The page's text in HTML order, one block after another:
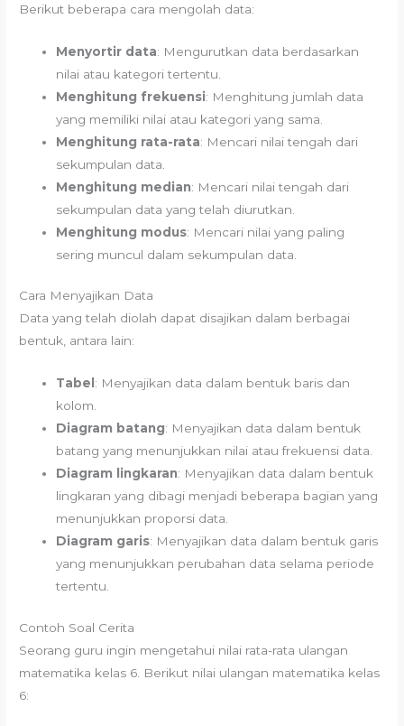
Berikut beberapa cara mengolah data:
Menyortir data: Mengurutkan data berdasarkan
nilai atau kategori tertentu.
Menghitung frekuensi: Menghitung jumlah data
yang memiliki nilai atau kategori yang sama.
Menghitung rata-rata: Mencari nilai tengah dari
sekumpulan data.
Menghitung median: Mencari nilai tengah dari
sekumpulan data yang telah diurutkan.
Menghitung modus: Mencari nilai yang paling
sering muncul dalam sekumpulan data.
Cara Menyajikan Data
Data yang telah diolah dapat disajikan dalam berbagai
bentuk, antara lain:
Tabel : Menyajikan data dalam bentuk baris dan
kolom.
Diagram batang: Menyajikan data dalam bentuk
batang yang menunjukkan nilai atau frekuensi data.
Diagram lingkaran: Menyajikan data dalam bentuk
lingkaran yang dibagi menjadi beberapa bagian yang
menunjukkan proporsi data.
Diagram garis: Menyajikan data dalam bentuk garis
yang menunjukkan perubahan data selama periode
tertentu.
Contoh Soal Cerita
Seorang guru ingin mengetahui nilai rata-rata ulangan
matematika kelas 6. Berikut nilai ulangan matematika kelas
6: